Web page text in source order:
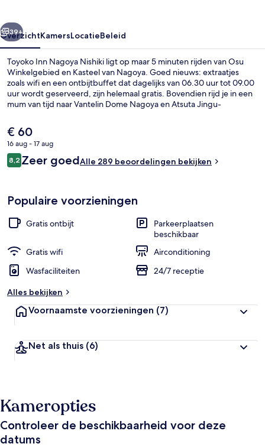
Ingang accommodatie
Volgende
39+
OverzichtKamersLocatieBeleid
Toyoko Inn Nagoya Nishiki ligt op maar 5 minuten rijden van Osu
Winkelgebied en Kasteel van Nagoya. Goed nieuws: extraatjes
zoals wifi en een ontbijtbuffet dat dagelijks van 06.30 uur tot 09.00
uur wordt geserveerd, zijn helemaal gratis. Bovendien rijd je in een
mum van tijd naar Vantelin Dome Nagoya en Atsuta Jingu-
is 6 minuten lopen naar Station Hisayaodori en 7 minuten naar
Station Sakae.
De
huidige
prijs
is
€ 60
16 aug - 17 aug
Beoordelingen
8,28,2 op 10 –
Zeer goedAlle 289 beoordelingen bekijken
Populaire voorzieningen
Gratis ontbijt
Parkeerplaatsen
beschikbaar
Gratis wifi
Airconditioning
Wasfaciliteiten
24/7 receptie
Alles bekijken
Voornaamste voorzieningen (7)
Net als thuis (6)
Kameropties
Controleer de beschikbaarheid voor deze
datums